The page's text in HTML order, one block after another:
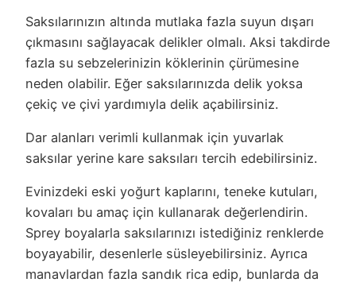
Saksılarınızın altında mutlaka fazla suyun dışarı
çıkmasını sağlayacak delikler olmalı. Aksi takdirde
fazla su sebzelerinizin köklerinin çürümesine
neden olabilir. Eğer saksılarınızda delik yoksa
çekiç ve çivi yardımıyla delik açabilirsiniz.
Dar alanları verimli kullanmak için yuvarlak
saksılar yerine kare saksıları tercih edebilirsiniz.
Evinizdeki eski yoğurt kaplarını, teneke kutuları,
kovaları bu amaç için kullanarak değerlendirin.
Sprey boyalarla saksılarınızı istediğiniz renklerde
boyayabilir, desenlerle süsleyebilirsiniz. Ayrıca
manavlardan fazla sandık rica edip, bunlarda da